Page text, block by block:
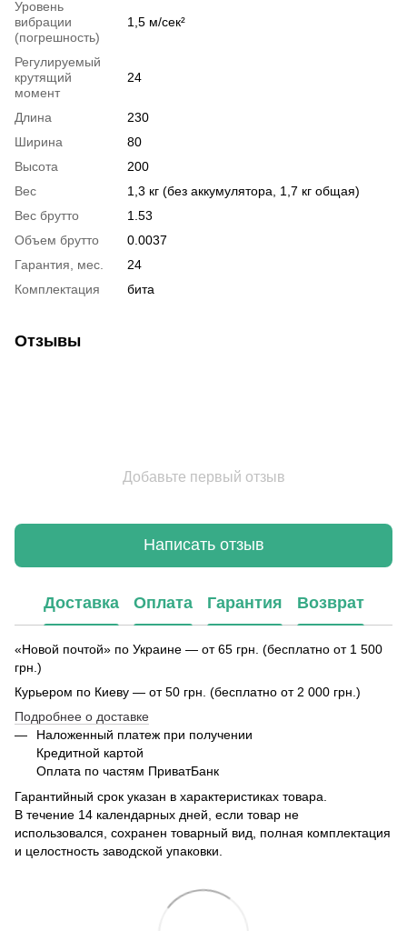
Уровень
вибрации
(погрешность)
1,5 м/сек²
Регулируемый
крутящий
момент
24
Длина
230
Ширина
80
Высота
200
Вес
1,3 кг (без аккумулятора, 1,7 кг общая)
Вес брутто
1.53
Объем брутто
0.0037
Гарантия, мес.
24
Комплектация
бита
Отзывы
Добавьте первый отзыв
Написать отзыв
Доставка Оплата Гарантия Возврат
«Новой почтой» по Украине — от 65 грн. (бесплатно от 1 500
грн.)
Курьером по Киеву — от 50 грн. (бесплатно от 2 000 грн.)
Подробнее о доставке
Наложенный платеж при получении
Кредитной картой
Оплата по частям ПриватБанк
Гарантийный срок указан в характеристиках товара.
В течение 14 календарных дней, если товар не
использовался, сохранен товарный вид, полная комплектация
и целостность заводской упаковки.